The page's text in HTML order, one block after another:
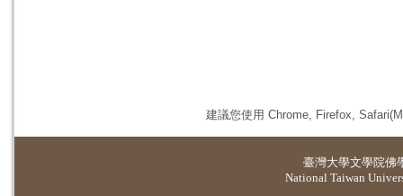
建議您使用 Chrome, Firefox,
臺灣大學文學院佛
National Taiwan